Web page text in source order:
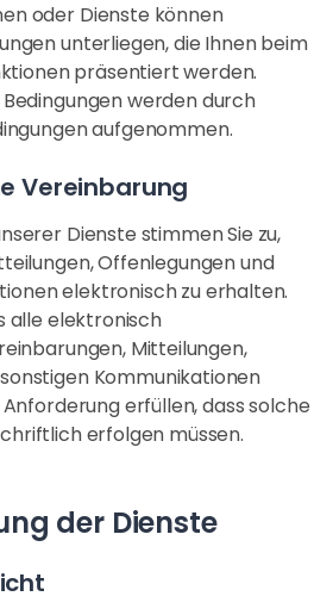
oder Dienste können
unterliegen, die Ihnen beim
präsentiert werden.
werden durch
aufgenommen.
Vereinbarung
Dienste stimmen Sie zu,
Offenlegungen und
elektronisch zu erhalten.
alle elektronisch
Mitteilungen,
Kommunikationen
erfüllen, dass solche
erfolgen müssen.
der Dienste